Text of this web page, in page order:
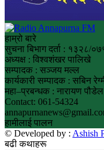
हाम्रो बारे
सुचना बिभाग दर्ता : १३२८/
अध्यक्ष : विश्वशंखर पालिखे
सम्पादक : सञ्जय मल्ल
कार्यकारी सम्पादक : सबिन
महा–प्रबन्धक : नारायण
Contact: 061-54324
हामीलाई पालन
© Developed by : Ashish
बढी कथाहरू